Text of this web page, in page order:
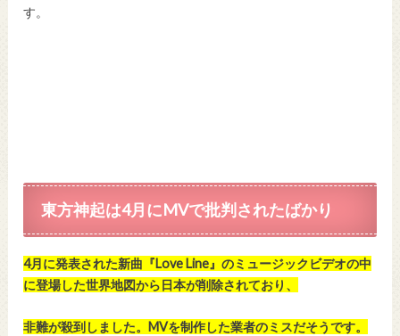
す。
東方神起は4月にMVで批判されたばかり
4月に発表された新曲『Love Line』のミュージックビデオの中
に登場した世界地図から日本が削除されており、
非難が殺到しました。MVを制作した業者のミスだそうです。